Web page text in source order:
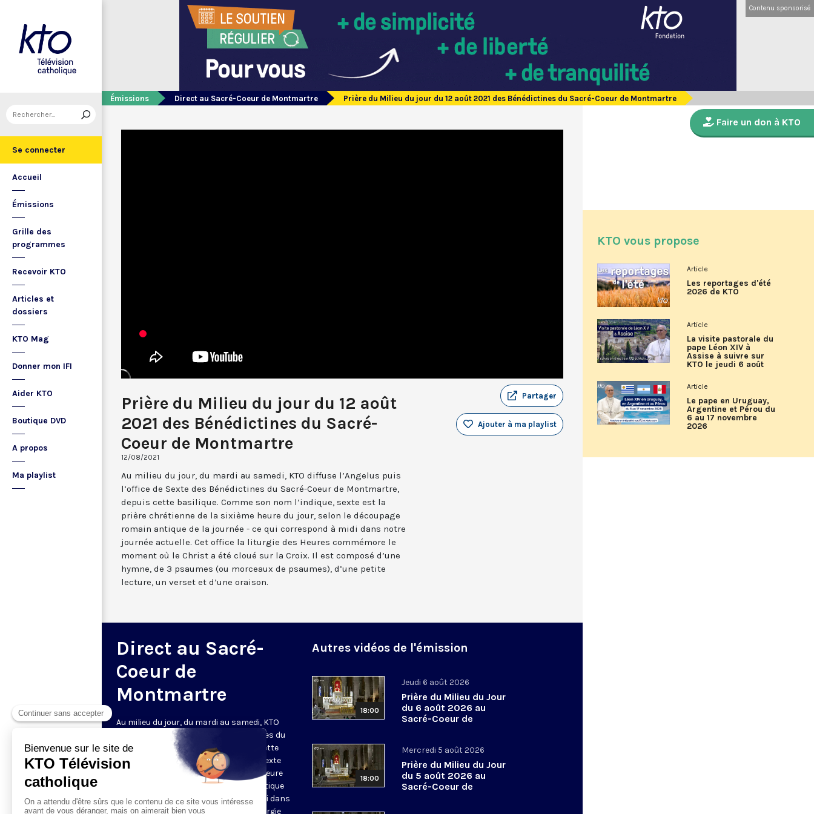
Se connecter
Accueil
Émissions
Grille des
programmes
Recevoir KTO
Articles et
dossiers
KTO Mag
Donner mon IFI
Aider KTO
Boutique DVD
A propos
Ma playlist
Contenu sponsorisé
Émissions Direct au Sacré-Coeur de Montmartre Prière du Milieu du jour du 12 août 2021 des Bénédictines du Sacré-Coeur de Montmartre
Prière du Milieu du jour du 12 août
2021 des Bénédictines du Sacré-
Coeur de Montmartre
12/08/2021
Partager
Ajouter à ma playlist
Au milieu du jour, du mardi au samedi, KTO diffuse l’Angelus puis
l’office de Sexte des Bénédictines du Sacré-Coeur de Montmartre,
depuis cette basilique. Comme son nom l’indique, sexte est la
prière chrétienne de la sixième heure du jour, selon le découpage
romain antique de la journée - ce qui correspond à midi dans notre
journée actuelle. Cet office la liturgie des Heures commémore le
moment où le Christ a été cloué sur la Croix. Il est composé d’une
hymne, de 3 psaumes (ou morceaux de psaumes), d’une petite
lecture, un verset et d’une oraison.
Direct au Sacré-
Coeur de
Montmartre
Au milieu du jour, du mardi au samedi, KTO
diffuse l’office de Sexte des Bénédictines du
Sacré-Coeur de Montmartre, depuis cette
basilique
. Comme son nom l’indique, sexte
est la prière chrétienne de la sixième heure
du jour, selon le découpage romain antique
de la journée - ce qui correspond à midi dans
notre journée actuelle. Cet office la liturgie
Autres vidéos de l'émission
18:00
Jeudi 6 août 2026
Prière du Milieu du Jour
du 6 août 2026 au
Sacré-Coeur de
18:00
Mercredi 5 août 2026
Prière du Milieu du Jour
du 5 août 2026 au
Sacré-Coeur de
Faire un don à KTO
KTO vous propose
Article
Les reportages d'été
2026 de KTO
Article
La visite pastorale du
pape Léon XIV à
Assise à suivre sur
KTO le jeudi 6 août
Article
Le pape en Uruguay,
Argentine et Pérou du
6 au 17 novembre
2026